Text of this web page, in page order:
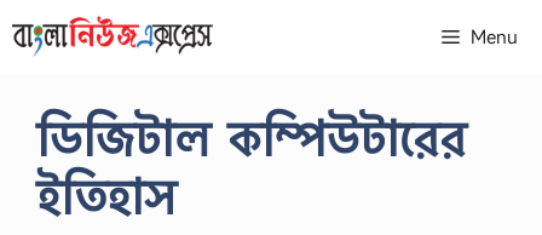
to
Menu
ডিজিটাল কম্পিউটারের
ইতিহাস